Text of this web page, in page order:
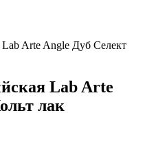
Arte Angle Дуб Селект
Lab Arte
лак